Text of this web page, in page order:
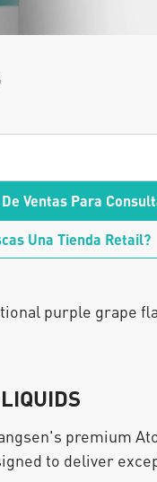
Ventas Para
Una Tienda Retail?
purple
premium
to deliver